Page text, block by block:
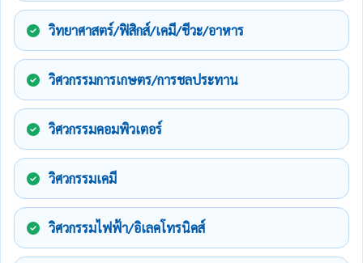
วิทยาศาสตร์/ฟิสิกส์/เคมี/ชีวะ/อาหาร
วิศวกรรมการเกษตร/การชลประทาน
วิศวกรรมคอมพิวเตอร์
วิศวกรรมเคมี
วิศวกรรมไฟฟ้า/อิเลคโทรนิคส์